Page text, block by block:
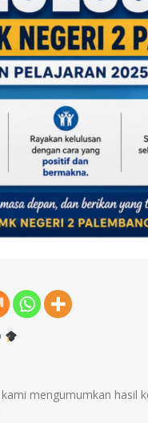
mengumumkan hasil
1671095005680007